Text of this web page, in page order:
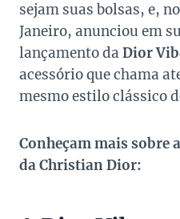
sejam suas bolsas, e,
Janeiro, anunciou em
lançamento da Dior
acessório que chama
mesmo estilo clássico
Conheçam mais sobre
da Christian Dior: